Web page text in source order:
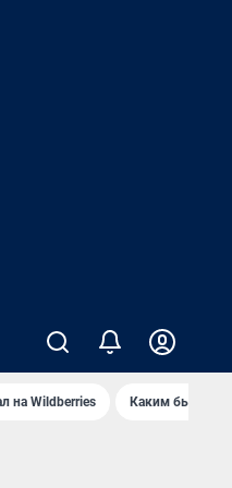
на Wildberries Каким было